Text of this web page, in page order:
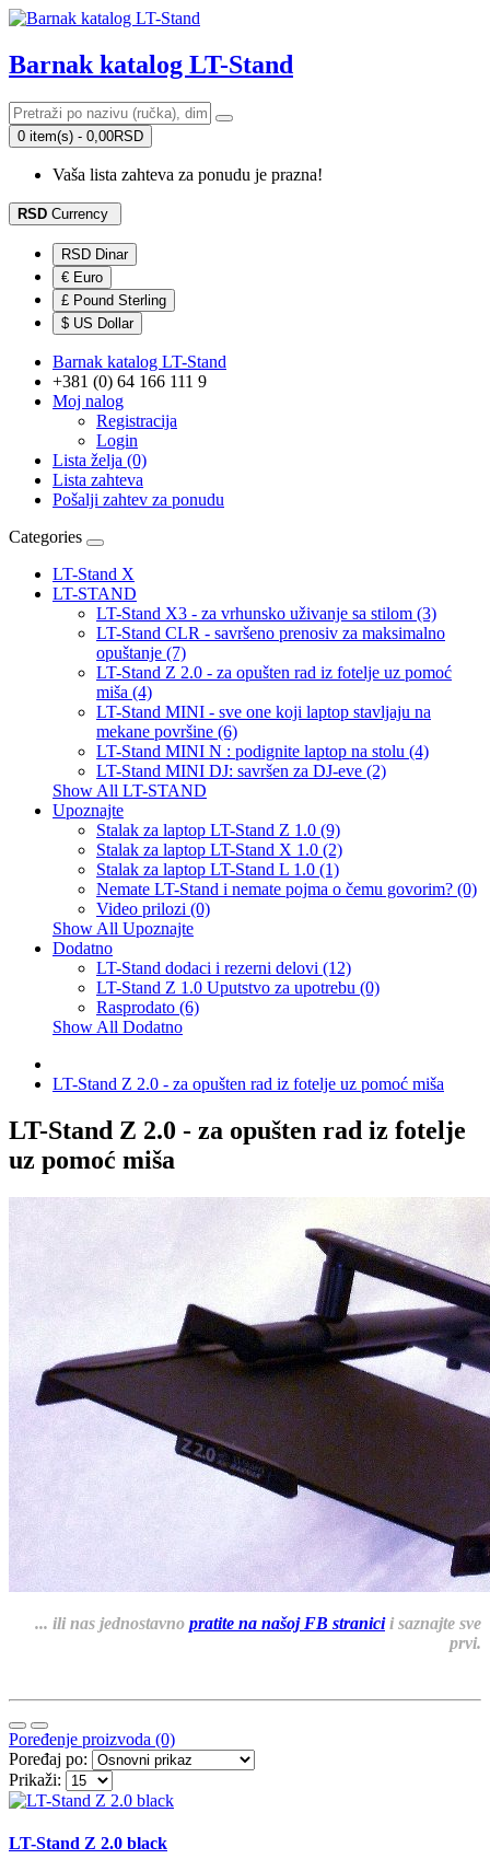
Barnak katalog LT-Stand
0 item(s) - 0,00RSD
Vaša lista zahteva za ponudu je prazna!
RSD Currency
RSD Dinar
€ Euro
£ Pound Sterling
$ US Dollar
Barnak katalog LT-Stand
+381 (0) 64 166 111 9
Moj nalog
Registracija
Login
Lista želja (0)
Lista zahteva
Pošalji zahtev za ponudu
Categories
LT-Stand X
LT-STAND
LT-Stand X3 - za vrhunsko uživanje sa stilom (3)
LT-Stand CLR - savršeno prenosiv za maksimalno
opuštanje (7)
LT-Stand Z 2.0 - za opušten rad iz fotelje uz pomoć
miša (4)
LT-Stand MINI - sve one koji laptop stavljaju na
mekane površine (6)
LT-Stand MINI N : podignite laptop na stolu (4)
LT-Stand MINI DJ: savršen za DJ-eve (2)
Show All LT-STAND
Upoznajte
Stalak za laptop LT-Stand Z 1.0 (9)
Stalak za laptop LT-Stand X 1.0 (2)
Stalak za laptop LT-Stand L 1.0 (1)
Nemate LT-Stand i nemate pojma o čemu govorim? (0)
Video prilozi (0)
Show All Upoznajte
Dodatno
LT-Stand dodaci i rezerni delovi (12)
LT-Stand Z 1.0 Uputstvo za upotrebu (0)
Rasprodato (6)
Show All Dodatno
LT-Stand Z 2.0 - za opušten rad iz fotelje uz pomoć miša
LT-Stand Z 2.0 - za opušten rad iz fotelje
uz pomoć miša
... ili nas jednostavno pratite na našoj FB stranicii saznajte sve
prvi.
Poređenje proizvoda (0)
Poređaj po:
Prikaži:
LT-Stand Z 2.0 black